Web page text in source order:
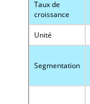
Taux de
croissance
Unité
Segmentation